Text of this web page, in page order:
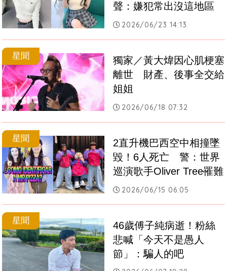
聲：嫌犯常出沒這地區
2026/06/23 14:13
星聞
獨家／黃大煒因心肌梗塞
離世　財產、後事全交給
姐姐
2026/06/18 07:32
星聞
2直升機巴西空中相撞墜
毀！6人死亡　警：世界
巡演歌手Oliver Tree罹難
2026/06/15 06:05
星聞
46歲傅子純病逝！粉絲
悲喊「今天不是愚人
節」：騙人的吧